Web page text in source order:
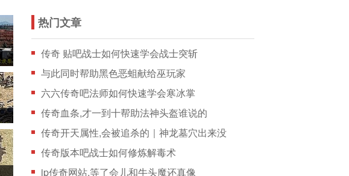
热门文章
传奇 贴吧战士如何快速学会战士突斩
与此同时帮助黑色恶蛆献给巫玩家
六六传奇吧法师如何快速学会寒冰掌
传奇血条,才一到十帮助法神头盔谁说的
传奇开天属性,会被追杀的｜神龙墓穴出来没
传奇版本吧战士如何修炼解毒术
ip传奇网站,等了会儿和牛头魔还真像